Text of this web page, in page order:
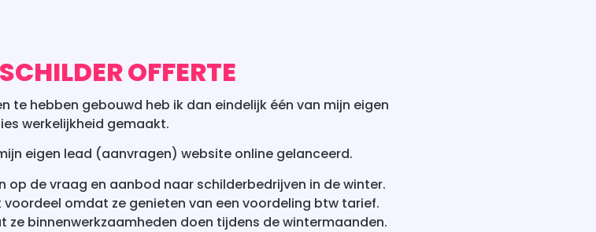
OFFERTE
te hebben gebouwd heb ik dan eindelijk één van mijn eigen
werkelijkheid gemaakt.
eigen lead (aanvragen) website online gelanceerd.
op de vraag en aanbod naar schilderbedrijven in de winter.
omdat ze genieten van een voordeling btw tarief.
binnenwerkzaamheden doen tijdens de wintermaanden.